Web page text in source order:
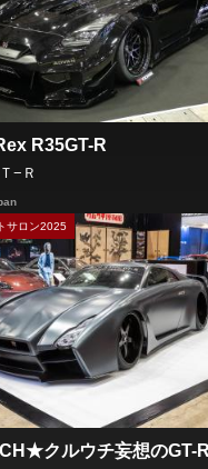
R35GT-R
−Ｒ
サロン2025
クルウチ妄想のGT-